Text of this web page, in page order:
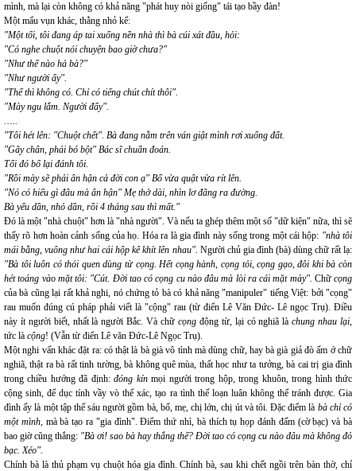
mình, mà lại còn không có khả năng "phát huy nòi giống" tái tạo bầy đàn!
Một mẩu vụn khác, thằng nhỏ kể:
"Một tối, tôi đang áp tai xuống nền nhà thì bà cúi xát đầu, hỏi:
"Có nghe chuột nói chuyện bao giờ chưa?"
"Như thế nào hả bà?"
"Như người ấy".
"Thế thì không có. Chỉ có tiếng chút chít thôi".
"Mày ngu lắm. Người đấy".
…..
"Tôi hét lên: "Chuột chết". Bà đang nằm trên ván giật mình rơi xuống đất.
"Gãy chân, phải bó bột" Bác sĩ chuẩn đoán.
Tối đó bố lại đánh tôi.
"Rồi mày sẽ phải ân hận cả đời con ạ" Bố vừa quật vừa rít lên.
"Nó có hiểu gì đâu mà ân hận" Mẹ thở dài, nhìn lơ đãng ra đường.
Bà yếu dần, nhỏ dần, rồi 4 tháng sau thì mất."
Đó là một "nhà chuột" hơn là "nhà người". Và nếu ta ghép thêm một số "dữ kiện" nữa, thì sẽ
thấy rõ hơn hoàn cảnh sống của họ. Hóa ra là gia đình này sống trong một cái hộp: "nhà tôi
mái bằng, vuông như hai cái hộp kê khít lên nhau". Người chủ gia đình (bà) dùng chữ rất lạ:
"Bà tôi luôn có thói quen dùng từ cọng. Hết cọng hành, cọng tỏi, cọng gạo, đôi khi bà còn
hét toáng vào mặt tôi: "Cút. Đời tao có cọng cu nào đâu mà lòi ra cái mặt mày". Chữ cọng
của bà cũng lại rất khả nghi, nó chứng tỏ bà có khả năng "manipuler" tiếng Việt: bởi "cọng"
rau muốn đúng cú pháp phải viết là "cộng" rau (từ điển Lê Văn Đức- Lê ngọc Trụ). Điều
này ít người biết, nhất là người Bắc. Và chữ cọngđộng từ, lại có nghiã làchung nhau lại,
tức là cộng! (Vẫn từ điển Lê văn Đức-Lê Ngọc Trụ).
Một nghi vấn khác đặt ra: có thật là bà già vô tình mà dùng chữ, hay bà già giả đò ấm ớ chữ
nghiã, thật ra bà rất tinh tường, bà không quê mùa, thất học như ta tưởng, bà cai trị gia đình
trong chiều hướng đã định:đóng kínmọi người trong hộp, trong khuôn, trong hình thức
cộng sinh, để dục tính vầy vò thể xác, tạo ra tình thế loạn luân không thể tránh được. Gia
đình ấy là một tập thể sáu người gồm bà, bố, mẹ, chị lớn, chị út và tôi. Đặc điểm là bà chỉ có
một mình, mà bà tạo ra "gia đình". Điểm thứ nhì, bà thích tụ họp đánh đấm (cờ bạc) và bà
bao giờ cũng thắng: "Bà ơi! sao bà hay thắng thế? Đời tao có cọng cu nào đâu mà không đỏ
bạc. Xéo".
Chính bà là thủ phạm vụ chuột hóa gia đình. Chính bà, sau khi chết ngồi trên bàn thờ, chỉ